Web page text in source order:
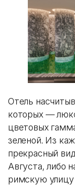
Отель
которых —
цветовых
зеленой. Из
прекрасный
Августа, либо
римскую